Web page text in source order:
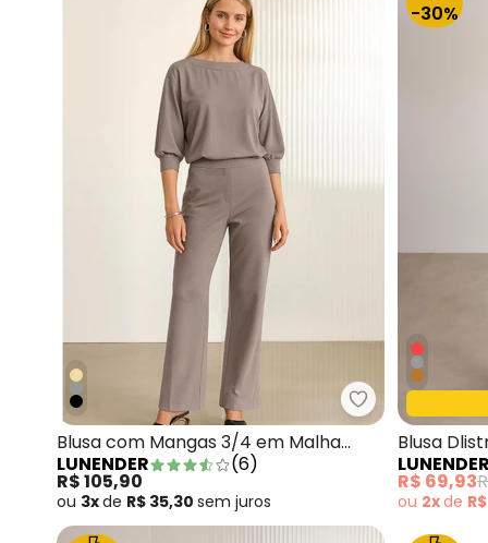
Lunender -
Blusa com Mangas 3/4 em Malha
Responsável Cinza
LUNENDER (6)
R$ 105,90
ou 3xde R$ 35,30 sem juros
-30%
Blusa
Bordo
LUNENDER
R$ 69,93
ou 2xde